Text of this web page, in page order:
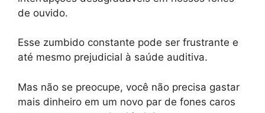
de ouvido.
Esse zumbido constante pode ser frustrante e
até mesmo prejudicial à saúde auditiva.
Mas não se preocupe, você não precisa gastar
mais dinheiro em um novo par de fones caros